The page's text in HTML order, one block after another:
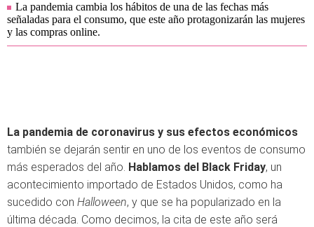
La pandemia cambia los hábitos de una de las fechas más
señaladas para el consumo, que este año protagonizarán las mujeres
y las compras online.
La pandemia de coronavirus y sus efectos económicos
también se dejarán sentir en uno de los eventos de consumo
más esperados del año. Hablamos del Black Friday, un
acontecimiento importado de Estados Unidos, como ha
sucedido con Halloween, y que se ha popularizado en la
última década. Como decimos, la cita de este año será